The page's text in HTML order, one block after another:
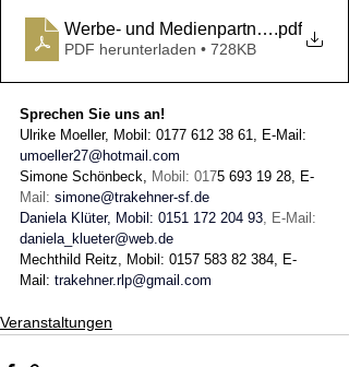
.pdf
PDF herunterladen • 728KB
Sprechen Sie uns an!
Ulrike Moeller, Mobil: 0177 612 38 61, E-Mail:
umoeller27@hotmail.com
Simone Schönbeck, Mobil: 0175 693 19 28, E-
Mail: simone@trakehner-sf.de
Daniela Klüter, Mobil: 0151 172 204 93, E-Mail:
daniela_klueter@web.de
Mechthild Reitz, Mobil: 0157 583 82 384, E-
Mail: trakehner.rlp@gmail.com
Veranstaltungen